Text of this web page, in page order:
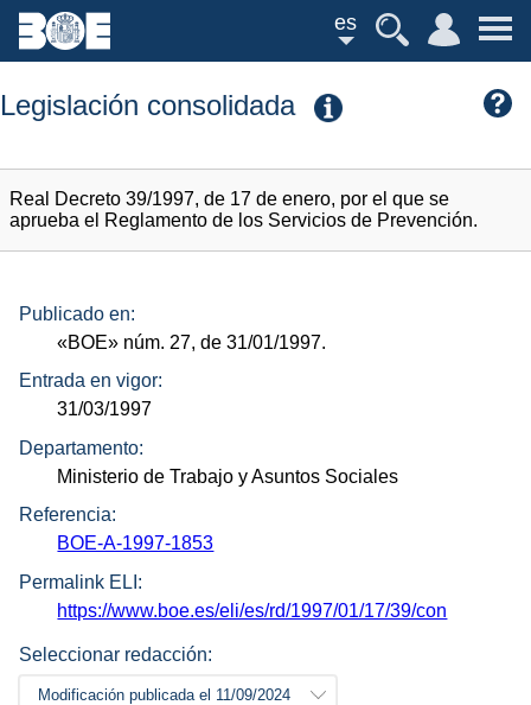
es
Legislación consolidada
Real Decreto 39/1997, de 17 de enero, por el que se
aprueba el Reglamento de los Servicios de Prevención.
Publicado en:
«BOE» núm. 27, de 31/01/1997.
Entrada en vigor:
31/03/1997
Departamento:
Ministerio de Trabajo y Asuntos Sociales
Referencia:
BOE-A-1997-1853
Permalink ELI:
https://www.boe.es/eli/es/rd/1997/01/17/39/con
Seleccionar redacción:
Modificación publicada el 11/09/2024